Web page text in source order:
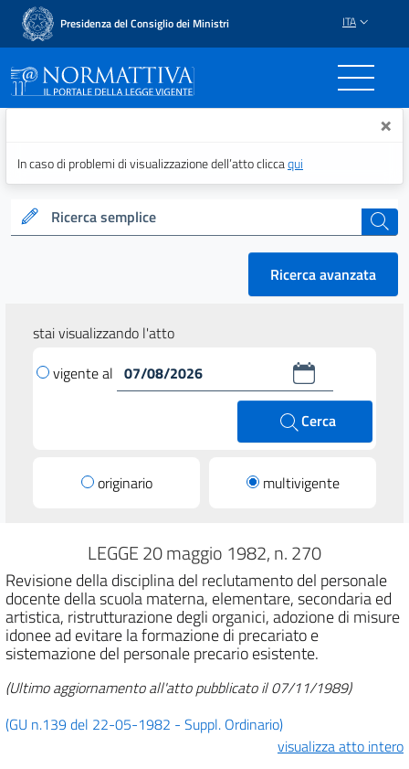
Presidenza del Consiglio dei Ministri ITA
Normattiva - Il portale ×
In caso di problemi di visualizzazione dell’atto cliccaqui
Ricerca semplice cerca
Ricerca avanzata
stai visualizzando l'atto
vigente al
Cerca
originario multivigente
LEGGE 20 maggio 1982, n. 270
Revisione della disciplina del reclutamento del personale
docente della scuola materna, elementare, secondaria ed
artistica, ristrutturazione degli organici, adozione di misure
idonee ad evitare la formazione di precariato e
sistemazione del personale precario esistente.
(Ultimo aggiornamento all'atto pubblicato il 07/11/1989)
(GU n.139 del 22-05-1982 - Suppl. Ordinario)
visualizza atto intero